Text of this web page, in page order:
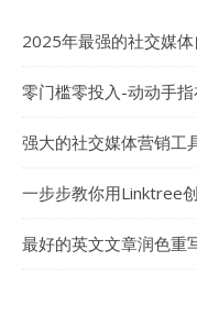
2025年最强的社交媒
零门槛零投入-动动手
强大的社交媒体营销工
一步步教你用Linktree
最好的英文文章润色重